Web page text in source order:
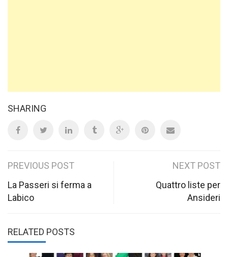
SHARING
Post
navigation
PREVIOUS POST
La Passeri si ferma a
Labico
NEXT POST
Quattro liste per
Ansideri
RELATED POSTS